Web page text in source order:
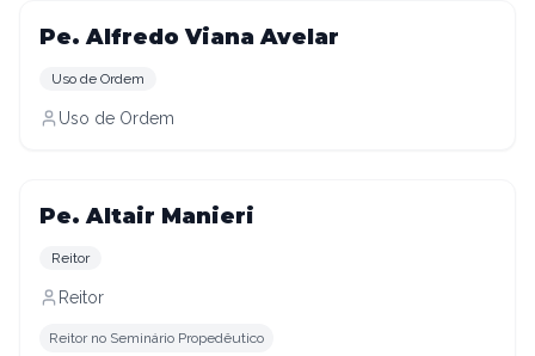
Pe. Alfredo Viana Avelar
Uso de Ordem
Uso de Ordem
Pe. Altair Manieri
Reitor
Reitor
Reitor no Seminário Propedêutico